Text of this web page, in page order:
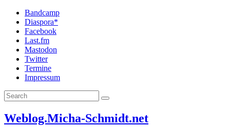
Bandcamp
Diaspora*
Facebook
Last.fm
Mastodon
Twitter
Termine
Impressum
Weblog.Micha-Schmidt.net